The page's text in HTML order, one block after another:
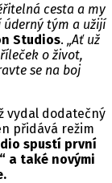
cesta a my
úderný tým a užijí
Studios. „Ať už
o život,
se na boj
vydal dodatečný
přidává režim
spustí první
a také novými